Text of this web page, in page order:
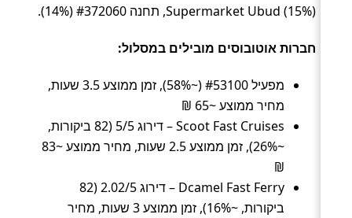
Supermarket Ubud (15%), תחנה #372060 (14%).
חברות אוטובוסים מובילים במסלול:
מפעיל #53100 (~58%), זמן ממוצע 3.5 שעות,
מחיר ממוצע ~65 ₪
Scoot Fast Cruises – דירוג 5/5 (82 ביקורות,
~26%), זמן ממוצע 2.5 שעות, מחיר ממוצע ~83
₪
Dcamel Fast Ferry – דירוג 2.02/5 (82
ביקורות, ~16%), זמן ממוצע 3 שעות, מחיר